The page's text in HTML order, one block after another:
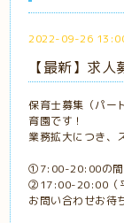
2022-09-26
【最新】求
保育士募集（パー
育園です！
業務拡大につき、
①7:00-20:00の間
②17:00-20:00（
お問い合わせお待